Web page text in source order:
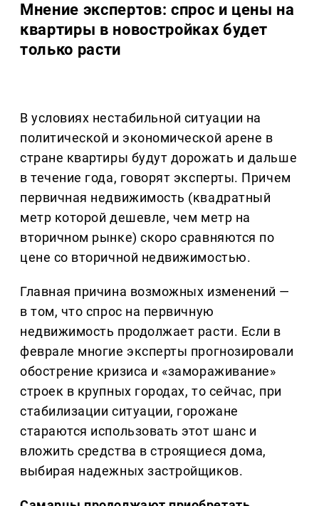
Мнение экспертов: спрос и цены на
квартиры в новостройках будет
только расти
В условиях нестабильной ситуации на
политической и экономической арене в
стране квартиры будут дорожать и дальше
в течение года, говорят эксперты. Причем
первичная недвижимость (квадратный
метр которой дешевле, чем метр на
вторичном рынке) скоро сравняются по
цене со вторичной недвижимостью.
Главная причина возможных изменений —
в том, что спрос на первичную
недвижимость продолжает расти. Если в
феврале многие эксперты прогнозировали
обострение кризиса и «замораживание»
строек в крупных городах, то сейчас, при
стабилизации ситуации, горожане
стараются использовать этот шанс и
вложить средства в строящиеся дома,
выбирая надежных застройщиков.